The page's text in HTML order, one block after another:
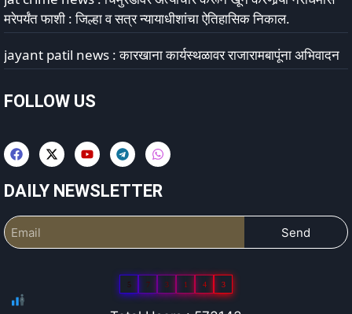
मरेपर्यंत फाशी : जिल्हा व सत्र न्यायाधीशांचा ऐतिहासिक निकाल.
jayant patil news : कारखाना कार्यस्थळावर राजारामबापूंना अभिवादन
FOLLOW US
DAILY NEWSLETTER
Send
5 7 3 1 4 3